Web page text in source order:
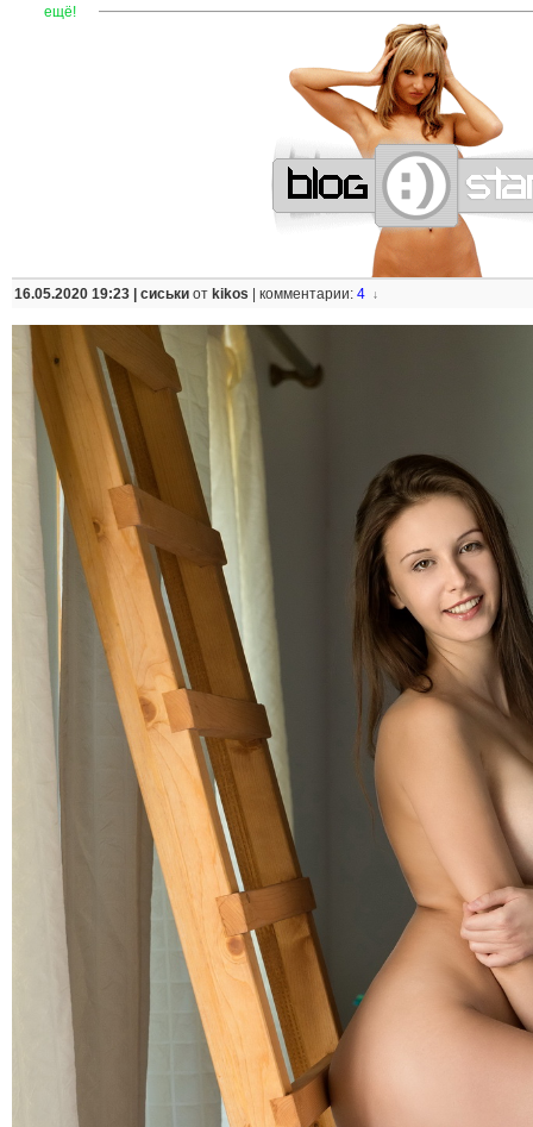
ещё! ——————————————————————
16.05.2020 19:23 | сиськи от kikos комментарии: 4 ↓